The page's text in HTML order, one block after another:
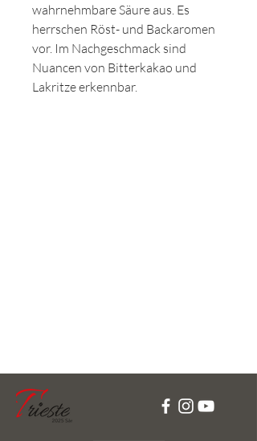
wahrnehmbare Säure aus. Es
herrschen Röst- und Backaromen
vor. Im Nachgeschmack sind
Nuancen von Bitterkakao und
Lakritze erkennbar.